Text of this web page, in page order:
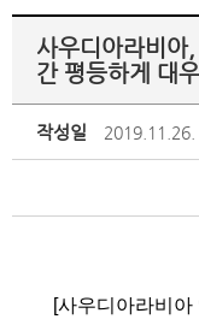
사우디아라비아
간 평등하게 대
작성일 2019.11.26.
[사우디아라비아